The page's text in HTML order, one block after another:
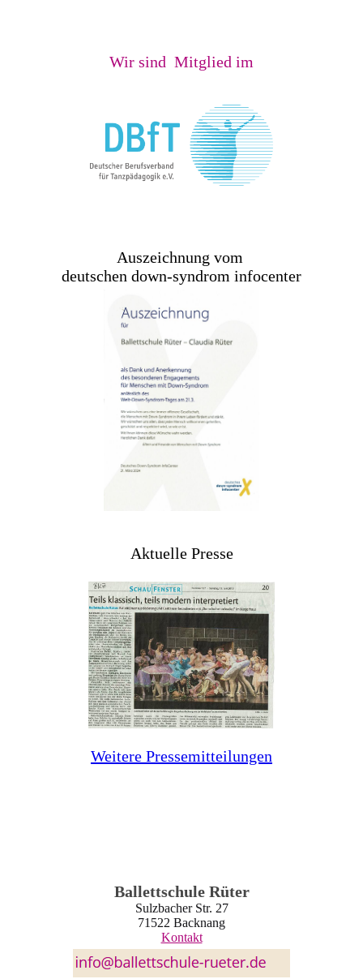
Wir sind Mitglied im
Auszeichnung vom
deutschen down-syndrom infocenter
Aktuelle Presse
Weitere Pressemitteilungen
Ballettschule Rüter
Sulzbacher Str. 27
71522 Backnang
Kontakt